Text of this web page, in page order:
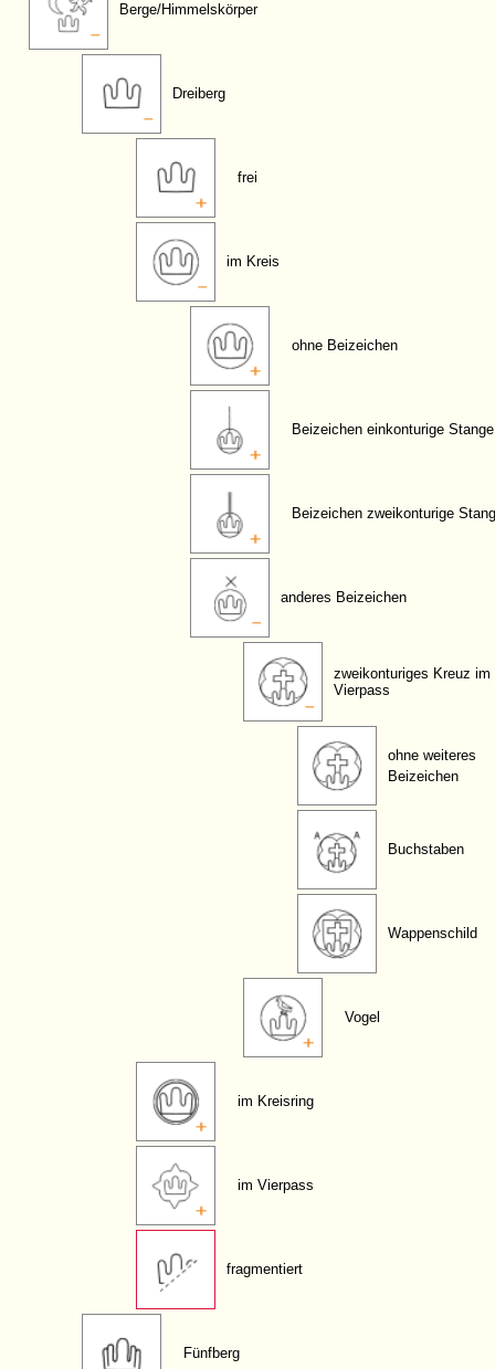
Berge/Himmelskörper
Dreiberg
frei
im Kreis
ohne Beizeichen
Beizeichen einkonturige Stange
Beizeichen zweikonturige
anderes Beizeichen
zweikonturiges Kreuz im
Vierpass
ohne weiteres
Beizeichen
Buchstaben
Wappenschild
Vogel
im Kreisring
im Vierpass
fragmentiert
Fünfberg